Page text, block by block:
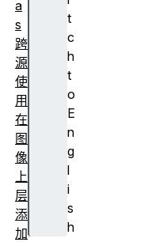
t
c
h
t
o
E
n
g
l
i
s
h
a
s
跨
源
使
用
在
图
像
上
层
添
加